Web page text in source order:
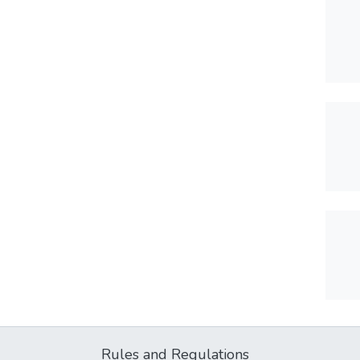
Rules and Regulations